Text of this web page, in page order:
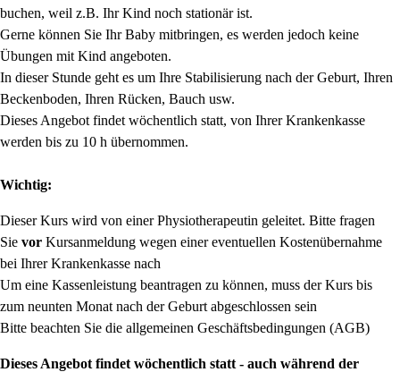
buchen, weil z.B. Ihr Kind noch stationär ist.
Gerne können Sie Ihr Baby mitbringen, es werden jedoch keine
Übungen mit Kind angeboten.
In dieser Stunde geht es um Ihre Stabilisierung nach der Geburt, Ihren
Beckenboden, Ihren Rücken, Bauch usw.
Dieses Angebot findet wöchentlich statt, von Ihrer Krankenkasse
werden bis zu 10 h übernommen.
Wichtig:
Dieser Kurs wird von einer Physiotherapeutin geleitet. Bitte fragen
Sie vor Kursanmeldung wegen einer eventuellen Kostenübernahme
bei Ihrer Krankenkasse nach
Um eine Kassenleistung beantragen zu können, muss der Kurs bis
zum neunten Monat nach der Geburt abgeschlossen sein
Bitte beachten Sie die allgemeinen Geschäftsbedingungen (AGB)
Dieses Angebot findet wöchentlich statt - auch während der